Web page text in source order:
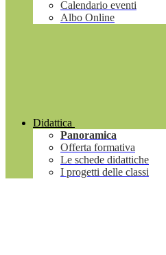
Calendario eventi
Albo Online
Didattica
Panoramica
Offerta formativa
Le schede didattiche
I progetti delle classi